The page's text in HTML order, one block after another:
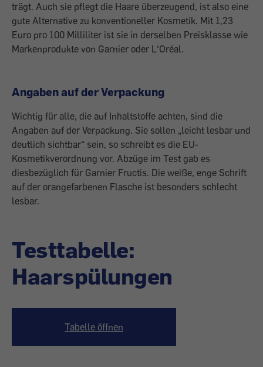
trägt. Auch sie pflegt die Haare überzeugend, ist also eine
gute Alternative zu konventioneller Kosmetik. Mit 1,23
Euro pro 100 Milliliter ist sie in derselben Preisklasse wie
Markenprodukte von Garnier oder L‘Oréal.
Angaben auf der Verpackung
Wichtig für alle, die auf Inhaltstoffe achten, sind die
Angaben auf der Verpackung. Sie sollen „leicht lesbar und
deutlich sichtbar“ sein, so schreibt es die EU-
Kosmetikverordnung vor. Abzüge im Test gab es
diesbezüglich für Garnier Fructis. Die weiße, enge Schrift
auf der orangefarbenen Flasche ist besonders schlecht
lesbar.
Testtabelle:
Haarspülungen
Tabelle öffnen